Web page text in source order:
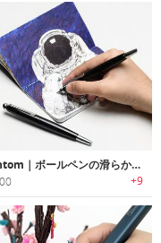
Phantom｜ボールペンの滑らかな利便性を持った万年筆
+9